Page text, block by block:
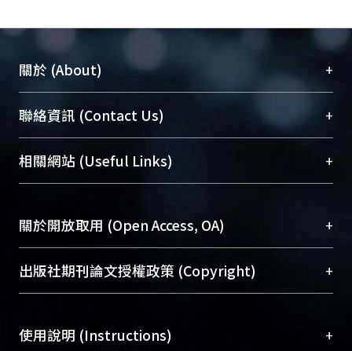
關於 (About) +
臺大位居世界頂尖大學之列，為永久珍藏及向國際
展現本校豐碩的研究成果及學術能量，圖書館整合
機構典藏（NTUR）與學術庫（AH）不同功能平
台，成為臺大學術典藏NTU scholars。期能整合研
成果。
To permanently archive and promote researcher
profiles and scholarly works, Library integrates the
services of “NTU Repository” with “Academic
聯絡資訊 (Contact Us) +
總館學科館員(Main Library)
醫學圖書館學科館員(Medical Library)
Sciences Library)
相關網站 (Useful Links) +
關於開放取用 (Open Access, OA) +
開放取用是從使用者角度提升資訊取用性的社會運
動，應用在學術研究上是透過將研究著作公開供使
用逐年攀升。同時可加速研究發展、提升研究影響
出版社期刊論文授權政策 (Copyright) +
含部分內容的版權非匯入者所有，或由第三方贊
使用說明 (Instructions) +